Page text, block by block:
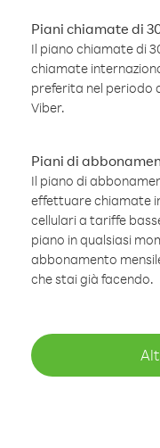
Piani chiamate di
Il piano chiamate di
chiamate
preferita nel periodo
Viber.
Piani di
Il piano di
effettuare chiamate
cellulari a tariffe
piano in qualsiasi
abbonamento
che stai già facendo.